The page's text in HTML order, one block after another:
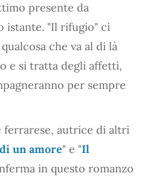
presente da
istante. "Il rifugio" ci
che va al di là
e si tratta degli affetti,
per sempre
ferrarese, autrice di altri
un amore" e "Il
in questo romanzo